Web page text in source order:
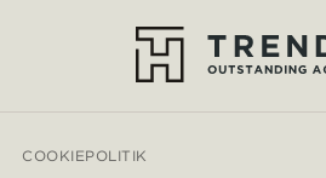
COOKIEPOLITIK